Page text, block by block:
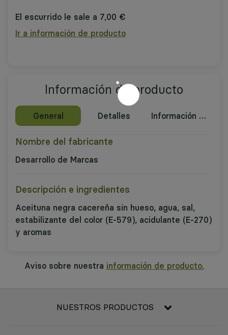
El escurrido le sale a 7,00 €
Ir a información de producto
Información de producto
General Detalles Información nutricional
Nombre del fabricante
Desarrollo de Marcas
Descripción e ingredientes
Aceituna negra cacereña sin hueso, agua, sal,
estabilizante del color (E-579), acidulante (E-270)
y aromas
Aviso sobre nuestra información de producto.
NUESTROS PRODUCTOS